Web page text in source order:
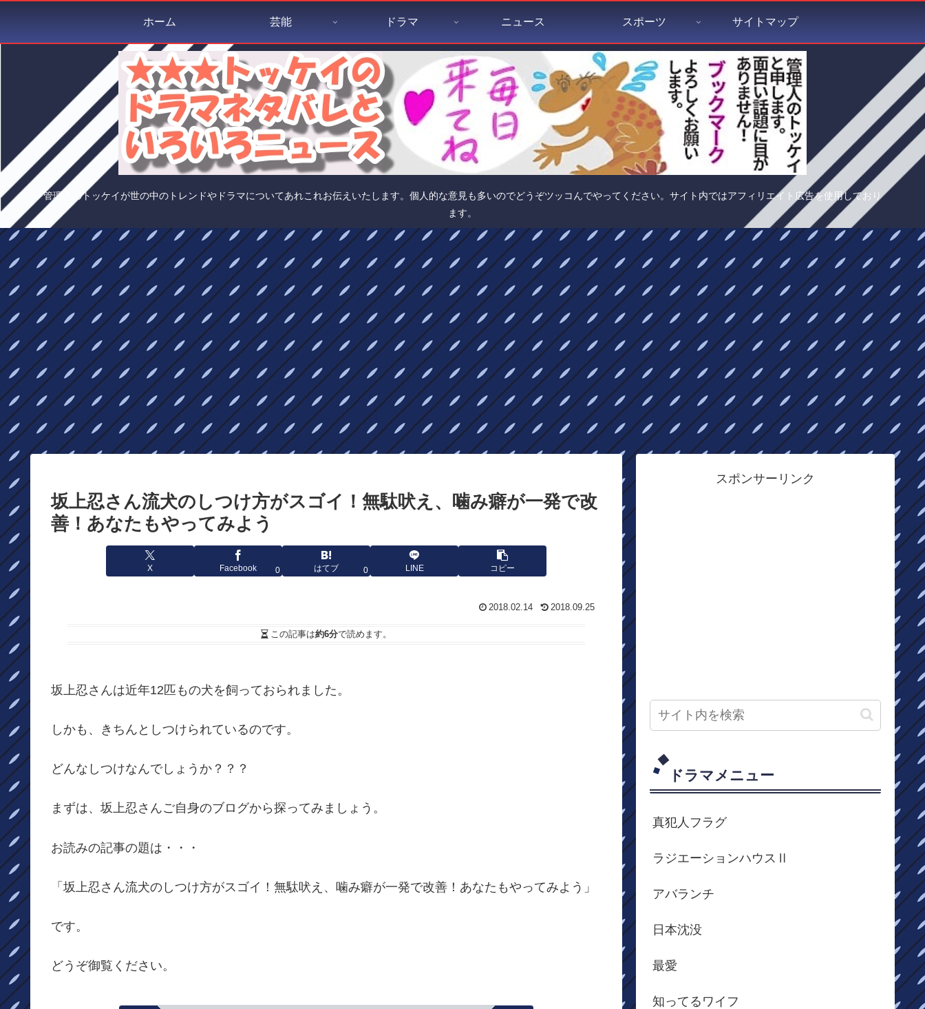
管理人のトッケイが世の中のトレンドやドラマについてあれこれお伝えいたします。個人的な意見も多いのでどうぞツッコんでやってください。サイト内ではアフィリエイト広告を使用しており
ます。
ホーム 芸能 ドラマ ニュース スポーツ サイトマップ
坂上忍さん流犬のしつけ方がスゴイ！無駄吠え、噛み癖が一発で改
善！あなたもやってみよう
X Facebook 0 はてブ 0 LINE コピー
2018.02.14 2018.09.25
この記事は約6分で読めます。
坂上忍さんは近年12匹もの犬を飼っておられました。
しかも、きちんとしつけられているのです。
どんなしつけなんでしょうか？？？
まずは、坂上忍さんご自身のブログから探ってみましょう。
お読みの記事の題は・・・
「坂上忍さん流犬のしつけ方がスゴイ！無駄吠え、噛み癖が一発で改善！あなたもやってみよう」
です。
どうぞ御覧ください。
スポンサーリンク
ドラマメニュー
真犯人フラグ
ラジエーションハウスⅡ
アバランチ
日本沈没
最愛
知ってるワイフ